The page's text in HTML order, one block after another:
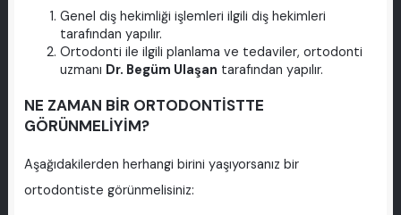
Genel diş hekimliği işlemleri ilgili diş hekimleri
tarafından yapılır.
Ortodonti ile ilgili planlama ve tedaviler, ortodonti
uzmanı Dr. Begüm Ulaşan tarafından yapılır.
NE ZAMAN BİR ORTODONTİSTTE
GÖRÜNMELİYİM?
Aşağıdakilerden herhangi birini yaşıyorsanız bir
ortodontiste görünmelisiniz: